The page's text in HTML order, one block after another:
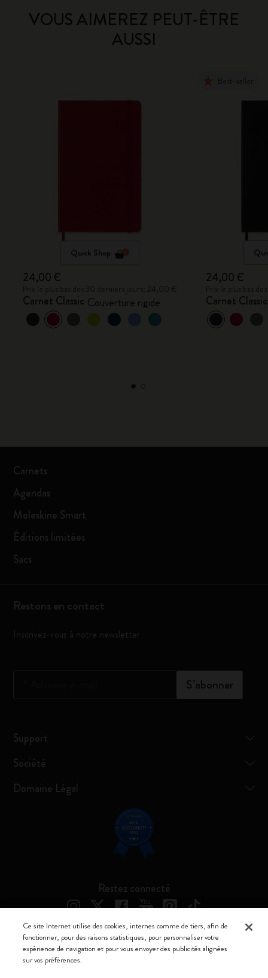
VOUS AIMEREZ PEUT-ÊTRE
AUSSI
Quick Shop
24,00 €
Carnet Classic Couverture rigide
24,00 €
Carnet Classic
Carnets
Agendas
Moleskine Smart
Éditions limitées
Sacs
Restons en contact
Inscrivez-vous à notre newsletter
S’abonner
Support
Société
Domaine Légal
Restez connecté
Moleskine ® est une marque enregistrée de Moleskine Srl a socio unico
Ce site Internet utilise des cookies, internes comme de tiers, afin de
fonctionner, pour des raisons statistiques, pour personnaliser votre
expérience de navigation et pour vous envoyer des publicités alignées
sur vos préférences.